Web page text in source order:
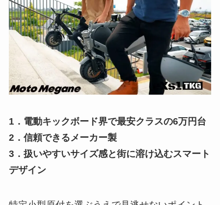
1．電動キックボード界で最安クラスの6万円台
2．信頼できるメーカー製
3．扱いやすいサイズ感と街に溶け込むスマート
デザイン